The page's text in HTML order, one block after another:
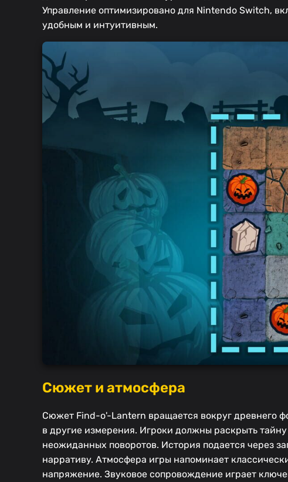
Управление оптимизировано для Nintendo Switch,
удобным и интуитивным.
Сюжет и атмосфера
Сюжет Find-o'-Lantern вращается вокруг древнего
в другие измерения. Игроки должны раскрыть
неожиданных поворотов. История подается через
нарративу. Атмосфера игры напоминает
напряжение. Звуковое сопровождение играет